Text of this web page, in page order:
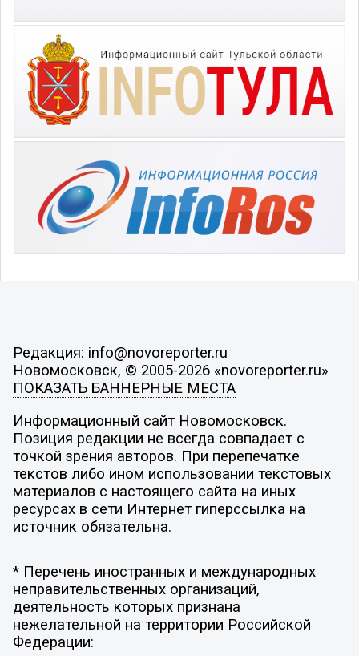
Редакция: info@novoreporter.ru
Новомосковск, © 2005-2026 «novoreporter.ru»
ПОКАЗАТЬ БАННЕРНЫЕ МЕСТА
Информационный сайт Новомосковск.
Позиция редакции не всегда совпадает с
точкой зрения авторов. При перепечатке
текстов либо ином использовании текстовых
материалов с настоящего сайта на иных
ресурсах в сети Интернет гиперссылка на
источник обязательна.
* Перечень иностранных и международных
неправительственных организаций,
деятельность которых признана
нежелательной на территории Российской
Федерации: